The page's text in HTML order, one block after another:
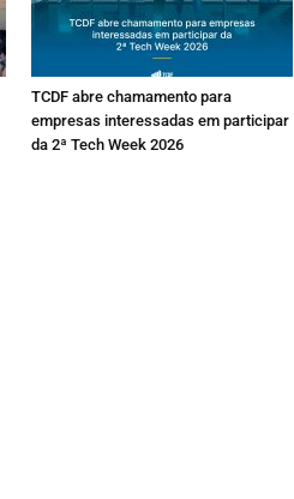
TCDF abre chamamento para
empresas interessadas em participar
da 2ª Tech Week 2026